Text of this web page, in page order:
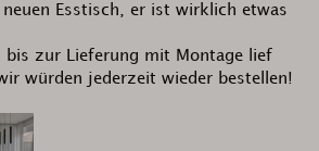
neuen Esstisch, er ist wirklich etwas
bis zur Lieferung mit Montage lief
würden jederzeit wieder bestellen!